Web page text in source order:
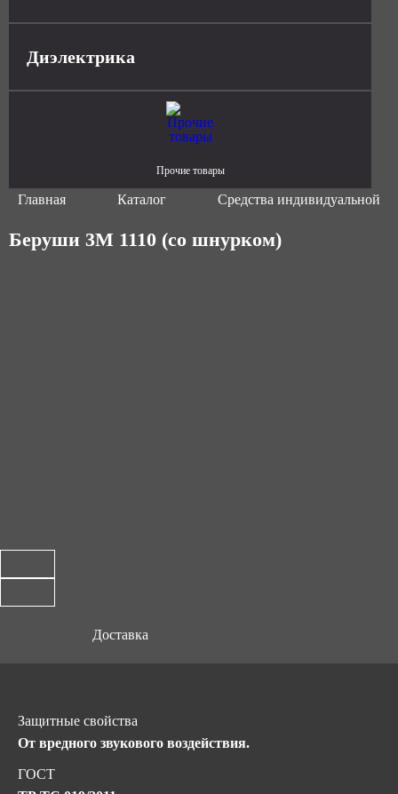
Диэлектрика
Прочие товары
Главная Каталог Средства индивидуальной
Беруши 3М 1110 (со шнурком)
Доставка
Защитные свойства
От вредного звукового воздействия.
ГОСТ